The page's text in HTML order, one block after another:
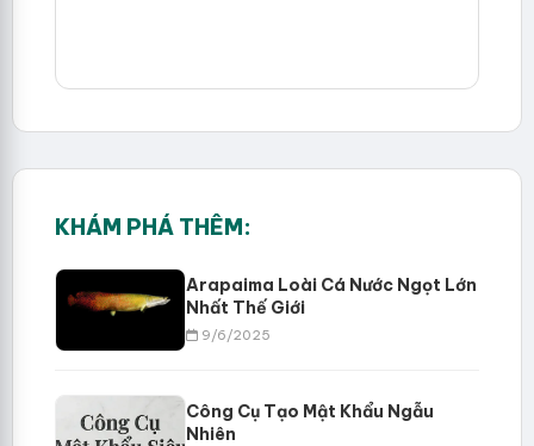
KHÁM PHÁ THÊM:
Arapaima Loài Cá Nước Ngọt Lớn
Nhất Thế Giới
9/6/2025
Công Cụ Tạo Mật Khẩu Ngẫu
Nhiên